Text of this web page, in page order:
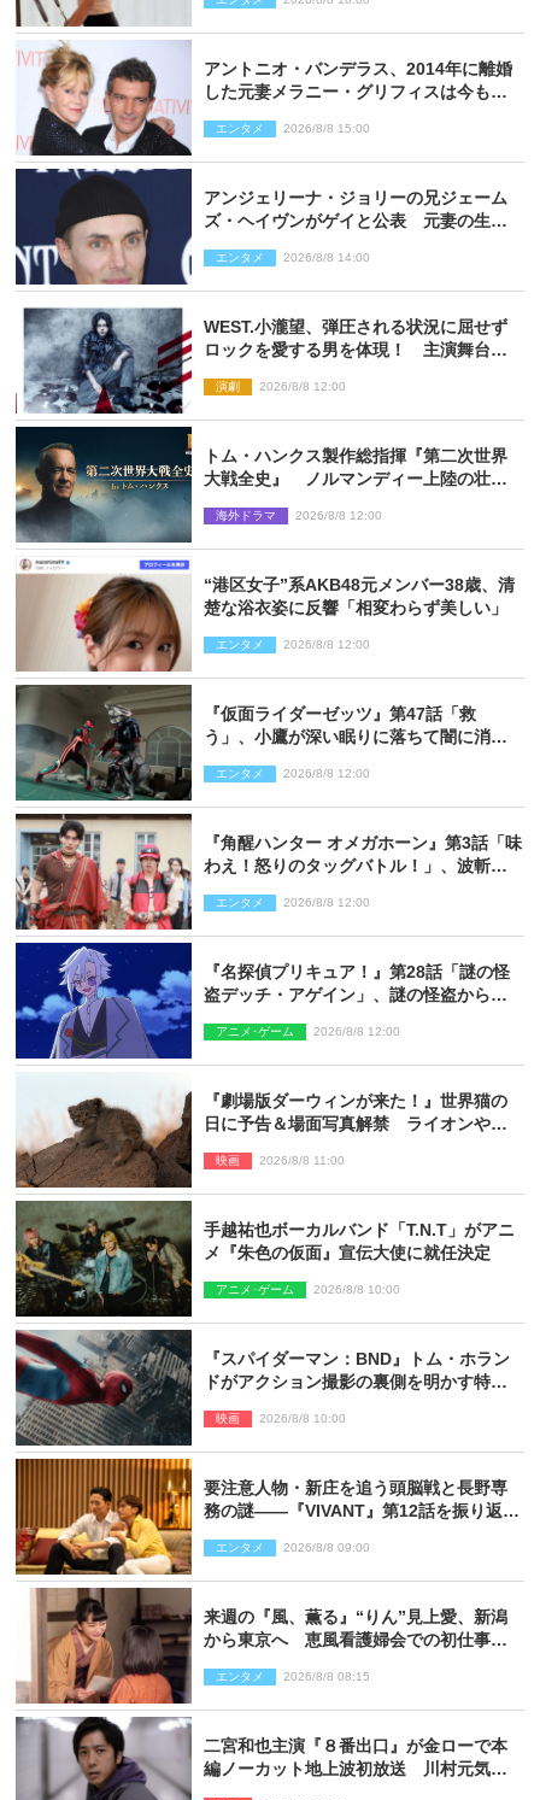
アントニオ・バンデラス、2014年に離婚
した元妻メラニー・グリフィスは今も
エンタメ 2026/8/8 15:00
アンジェリーナ・ジョリーの兄ジェーム
ズ・ヘイヴンがゲイと公表 元妻の生配
エンタメ 2026/8/8 14:00
WEST.小瀧望、弾圧される状況に屈せず
ロックを愛する男を体現！ 主演舞台
演劇 2026/8/8 12:00
トム・ハンクス製作総指揮『第二次世界
大戦全史』 ノルマンディー上陸の壮絶
海外ドラマ 2026/8/8 12:00
“港区女子”系AKB48元メンバー38歳、清
楚な浴衣姿に反響「相変わらず美しい」
エンタメ 2026/8/8 12:00
『仮面ライダーゼッツ』第47話「救
う」、小鷹が深い眠りに落ちて闇に消え
エンタメ 2026/8/8 12:00
『角醒ハンター オメガホーン』第3話「味
わえ！怒りのタッグバトル！」、波斬の
エンタメ 2026/8/8 12:00
『名探偵プリキュア！』第28話「謎の怪
盗デッチ・アゲイン」、謎の怪盗から不
アニメ･ゲーム 2026/8/8 12:00
『劇場版ダーウィンが来た！』世界猫の
日に予告＆場面写真解禁 ライオンやマ
映画 2026/8/8 11:00
手越祐也ボーカルバンド「T.N.T」がアニ
メ『朱色の仮面』宣伝大使に就任決定
アニメ･ゲーム 2026/8/8 10:00
『スパイダーマン：BND』トム・ホラン
ドがアクション撮影の裏側を明かす特別
映画 2026/8/8 10:00
要注意人物・新庄を追う頭脳戦と長野専
務の謎――『VIVANT』第12話を振り返
エンタメ 2026/8/8 09:00
来週の『風、薫る』“りん”見上愛、新潟
から東京へ 恵風看護婦会での初仕事に
エンタメ 2026/8/8 08:15
二宮和也主演『８番出口』が金ローで本
編ノーカット地上波初放送 川村元気監